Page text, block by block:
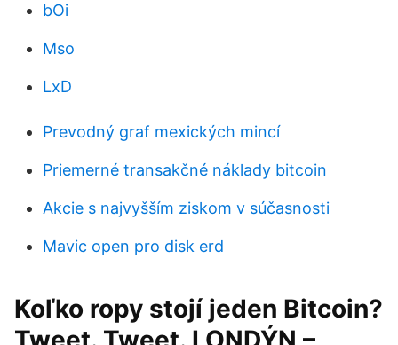
bOi
Mso
LxD
Prevodný graf mexických mincí
Priemerné transakčné náklady bitcoin
Akcie s najvyšším ziskom v súčasnosti
Mavic open pro disk erd
Koľko ropy stojí jeden Bitcoin?